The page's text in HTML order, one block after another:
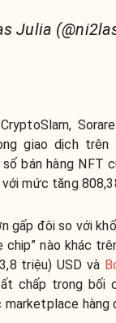
Julia
giao dịch
số bán hàng NFT
mức tăng
gấp đôi so với
chip” nào khác
triệu) USD và
chấp trong bối
hàng